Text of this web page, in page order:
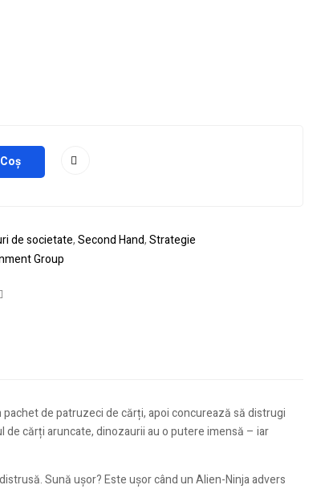
de societate,Second Hand,Strategie
Group
de patruzeci de cărți, apoi concurează să distrugi
cărți aruncate, dinozaurii au o putere imensă – iar
Sună ușor? Este ușor când un Alien-Ninja advers